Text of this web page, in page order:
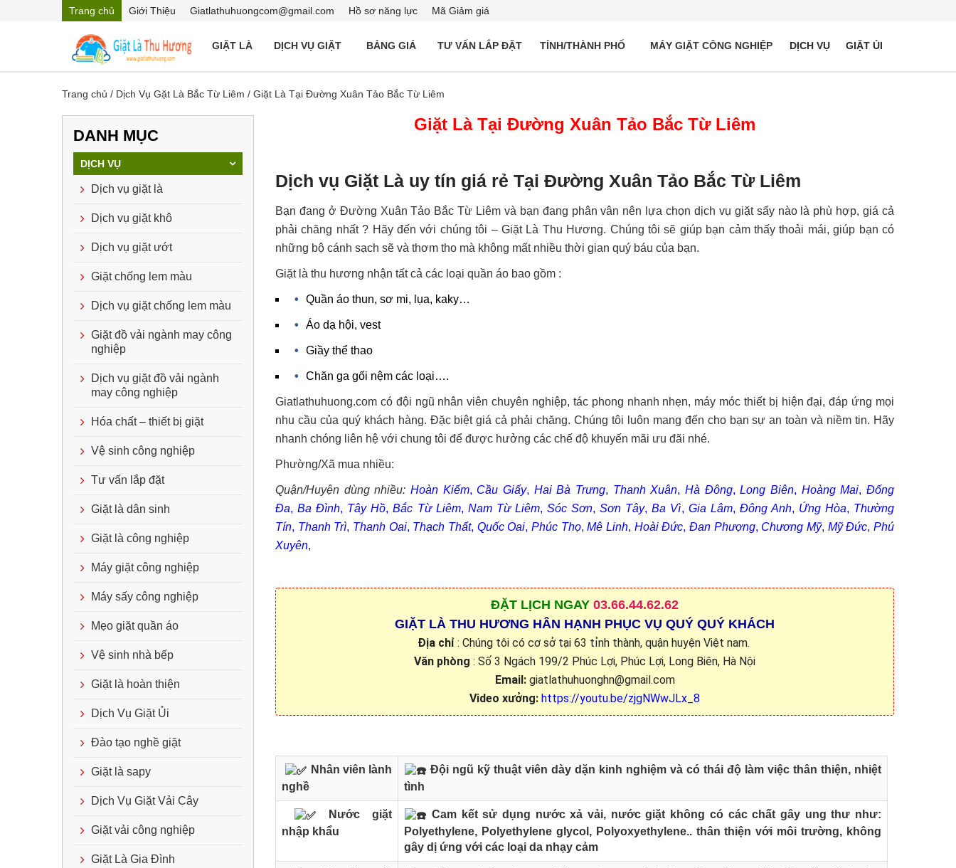
Trang chủ Giới Thiệu Giatlathuhuongcom@gmail.com Hồ sơ năng lực Mã Giảm giá
GIẶT LÀ DỊCH VỤ GIẶT BẢNG GIÁ TƯ VẤN LẮP ĐẶT TỈNH/THÀNH PHỐ MÁY GIẶT CÔNG NGHIỆP DỊCH VỤ GIẶT ỦI
Trang chủ / Dịch Vụ Gặt Là Bắc Từ Liêm / Giặt Là Tại Đường Xuân Tảo Bắc Từ Liêm
Giặt Là Tại Đường Xuân Tảo Bắc Từ Liêm
Dịch vụ Giặt Là uy tín giá rẻ Tại Đường Xuân Tảo Bắc Từ Liêm
Bạn đang ở Đường Xuân Tảo Bắc Từ Liêm và bạn đang phân vân nên lựa chọn dịch vụ giặt sấy nào là phù hợp, giá cả
phải chăng nhất ? Hãy đến với chúng tôi – Giặt Là Thu Hương. Chúng tôi sẽ giúp bạn cảm thấy thoải mái, giúp bạn có
những bộ cánh sạch sẽ và thơm tho mà không mất nhiều thời gian quý báu của bạn.
Giặt là thu hương nhận tất cả các loại quần áo bao gồm :
Quần áo thun, sơ mi, lụa, kaky…
Áo dạ hội, vest
Giầy thể thao
Chăn ga gối nệm các loại….
Giatlathuhuong.com có đội ngũ nhân viên chuyên nghiệp, tác phong nhanh nhẹn, máy móc thiết bị hiện đại, đáp ứng mọi
nhu cầu của quý khách hàng. Đặc biệt giá cả phải chăng. Chúng tôi luôn mang đến cho bạn sự an toàn và niềm tin. Hãy
nhanh chóng liên hệ với chung tôi để được hưởng các chế độ khuyến mãi ưu đãi nhé.
Phường/Xã mua nhiều:
Quận/Huyện dùng nhiều: Hoàn Kiếm, Cầu Giấy, Hai Bà Trưng, Thanh Xuân,Hà Đông,Long Biên, Hoàng Mai,Đống
Đa,Ba Đình, Tây Hồ,Bắc Từ Liêm, Nam Từ Liêm,Sóc Sơn,Sơn Tây,Ba Vì, Gia Lâm, Đông Anh, Ứng Hòa, Thường
Tín, Thanh Trì, Thanh Oai, Thạch Thất, Quốc Oai,Phúc Thọ,Mê Linh, Hoài Đức,Đan Phượng, Chương Mỹ, Mỹ Đức,Phú
Xuyên,
ĐẶT LỊCH NGAY 03.66.44.62.62
GIẶT LÀ THU HƯƠNG HÂN HẠNH PHỤC VỤ QUÝ QUÝ KHÁCH
Địa chỉ : Chúng tôi có cơ sở tại 63 tỉnh thành, quận huyện Việt nam.
Văn phòng : Số 3 Ngách 199/2 Phúc Lợi, Phúc Lợi, Long Biên, Hà Nội
Email:giatlathuhuonghn@gmail.com
Video xưởng: https://youtu.be/zjgNWwJLx_8
Nhân viên lành
nghề
Đội ngũ kỹ thuật viên dày dặn kinh nghiệm và có thái độ làm việc thân thiện, nhiệt
tình
Nước giặt
nhập khẩu
Cam kết sử dụng nước xả vải, nước giặt không có các chất gây ung thư như:
Polyethylene, Polyethylene glycol, Polyoxyethylene.. thân thiện với môi trường, không
gây dị ứng với các loại da nhạy cảm
DANH MỤC
DỊCH VỤ
Dịch vụ giặt là
Dịch vụ giặt khô
Dịch vụ giặt ướt
Giặt chống lem màu
Dịch vụ giặt chống lem màu
Giặt đồ vải ngành may công
nghiệp
Dịch vụ giặt đồ vải ngành
may công nghiệp
Hóa chất – thiết bị giặt
Vệ sinh công nghiệp
Tư vấn lắp đặt
Giặt là dân sinh
Giặt là công nghiệp
Máy giặt công nghiệp
Máy sấy công nghiệp
Mẹo giặt quần áo
Vệ sinh nhà bếp
Giặt là hoàn thiện
Dịch Vụ Giặt Ủi
Đào tạo nghề giặt
Giặt là sapy
Dịch Vụ Giặt Vải Cây
Giặt vải công nghiệp
Giặt Là Gia Đình